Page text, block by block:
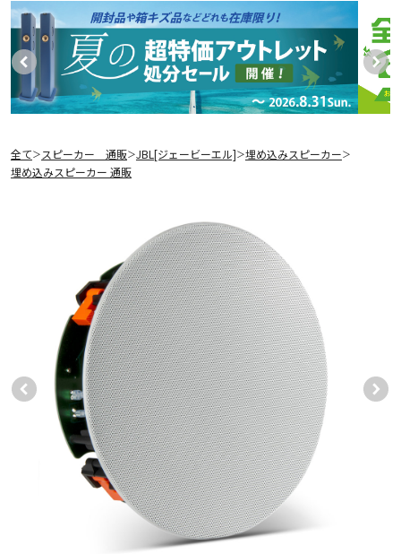
全て＞ スピーカー 通販＞JBL[ジェービーエル]＞埋め込みスピーカー＞
埋め込みスピーカー 通販